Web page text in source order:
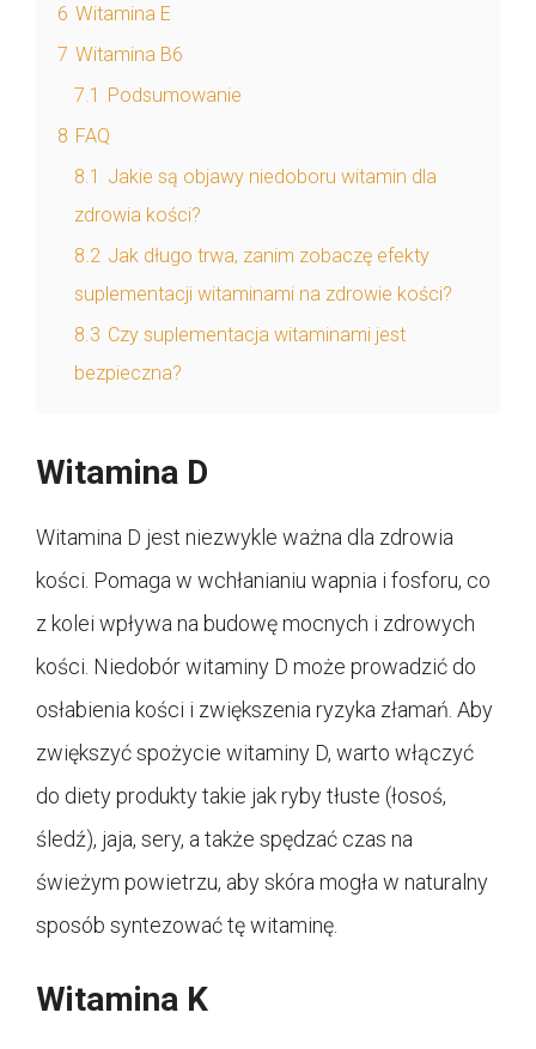
6 Witamina E
7 Witamina B6
7.1 Podsumowanie
8 FAQ
8.1 Jakie są objawy niedoboru witamin dla
zdrowia kości?
8.2 Jak długo trwa, zanim zobaczę efekty
suplementacji witaminami na zdrowie kości?
8.3 Czy suplementacja witaminami jest
bezpieczna?
Witamina D
Witamina D jest niezwykle ważna dla zdrowia
kości. Pomaga w wchłanianiu wapnia i fosforu, co
z kolei wpływa na budowę mocnych i zdrowych
kości. Niedobór witaminy D może prowadzić do
osłabienia kości i zwiększenia ryzyka złamań. Aby
zwiększyć spożycie witaminy D, warto włączyć
do diety produkty takie jak ryby tłuste (łosoś,
śledź), jaja, sery, a także spędzać czas na
świeżym powietrzu, aby skóra mogła w naturalny
sposób syntezować tę witaminę.
Witamina K